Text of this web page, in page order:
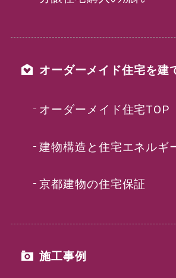
オーダーメイド住宅を建
オーダーメイド住宅TOP
建物構造と住宅エネルギ
京都建物の住宅保証
施工事例